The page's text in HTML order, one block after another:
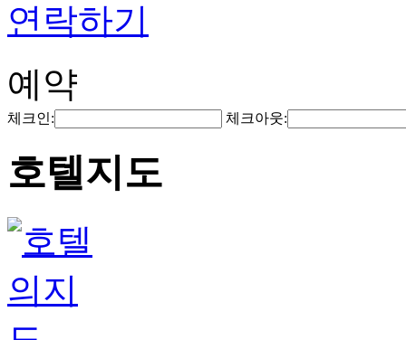
연락하기
예약
체크인: 체크아웃:
호텔지도